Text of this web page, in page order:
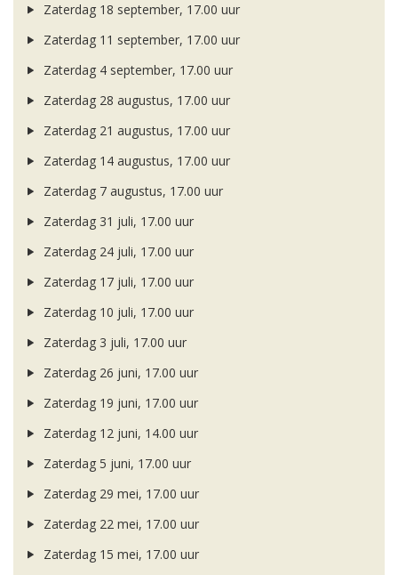
Zaterdag 18 september, 17.00 uur
Zaterdag 11 september, 17.00 uur
Zaterdag 4 september, 17.00 uur
Zaterdag 28 augustus, 17.00 uur
Zaterdag 21 augustus, 17.00 uur
Zaterdag 14 augustus, 17.00 uur
Zaterdag 7 augustus, 17.00 uur
Zaterdag 31 juli, 17.00 uur
Zaterdag 24 juli, 17.00 uur
Zaterdag 17 juli, 17.00 uur
Zaterdag 10 juli, 17.00 uur
Zaterdag 3 juli, 17.00 uur
Zaterdag 26 juni, 17.00 uur
Zaterdag 19 juni, 17.00 uur
Zaterdag 12 juni, 14.00 uur
Zaterdag 5 juni, 17.00 uur
Zaterdag 29 mei, 17.00 uur
Zaterdag 22 mei, 17.00 uur
Zaterdag 15 mei, 17.00 uur